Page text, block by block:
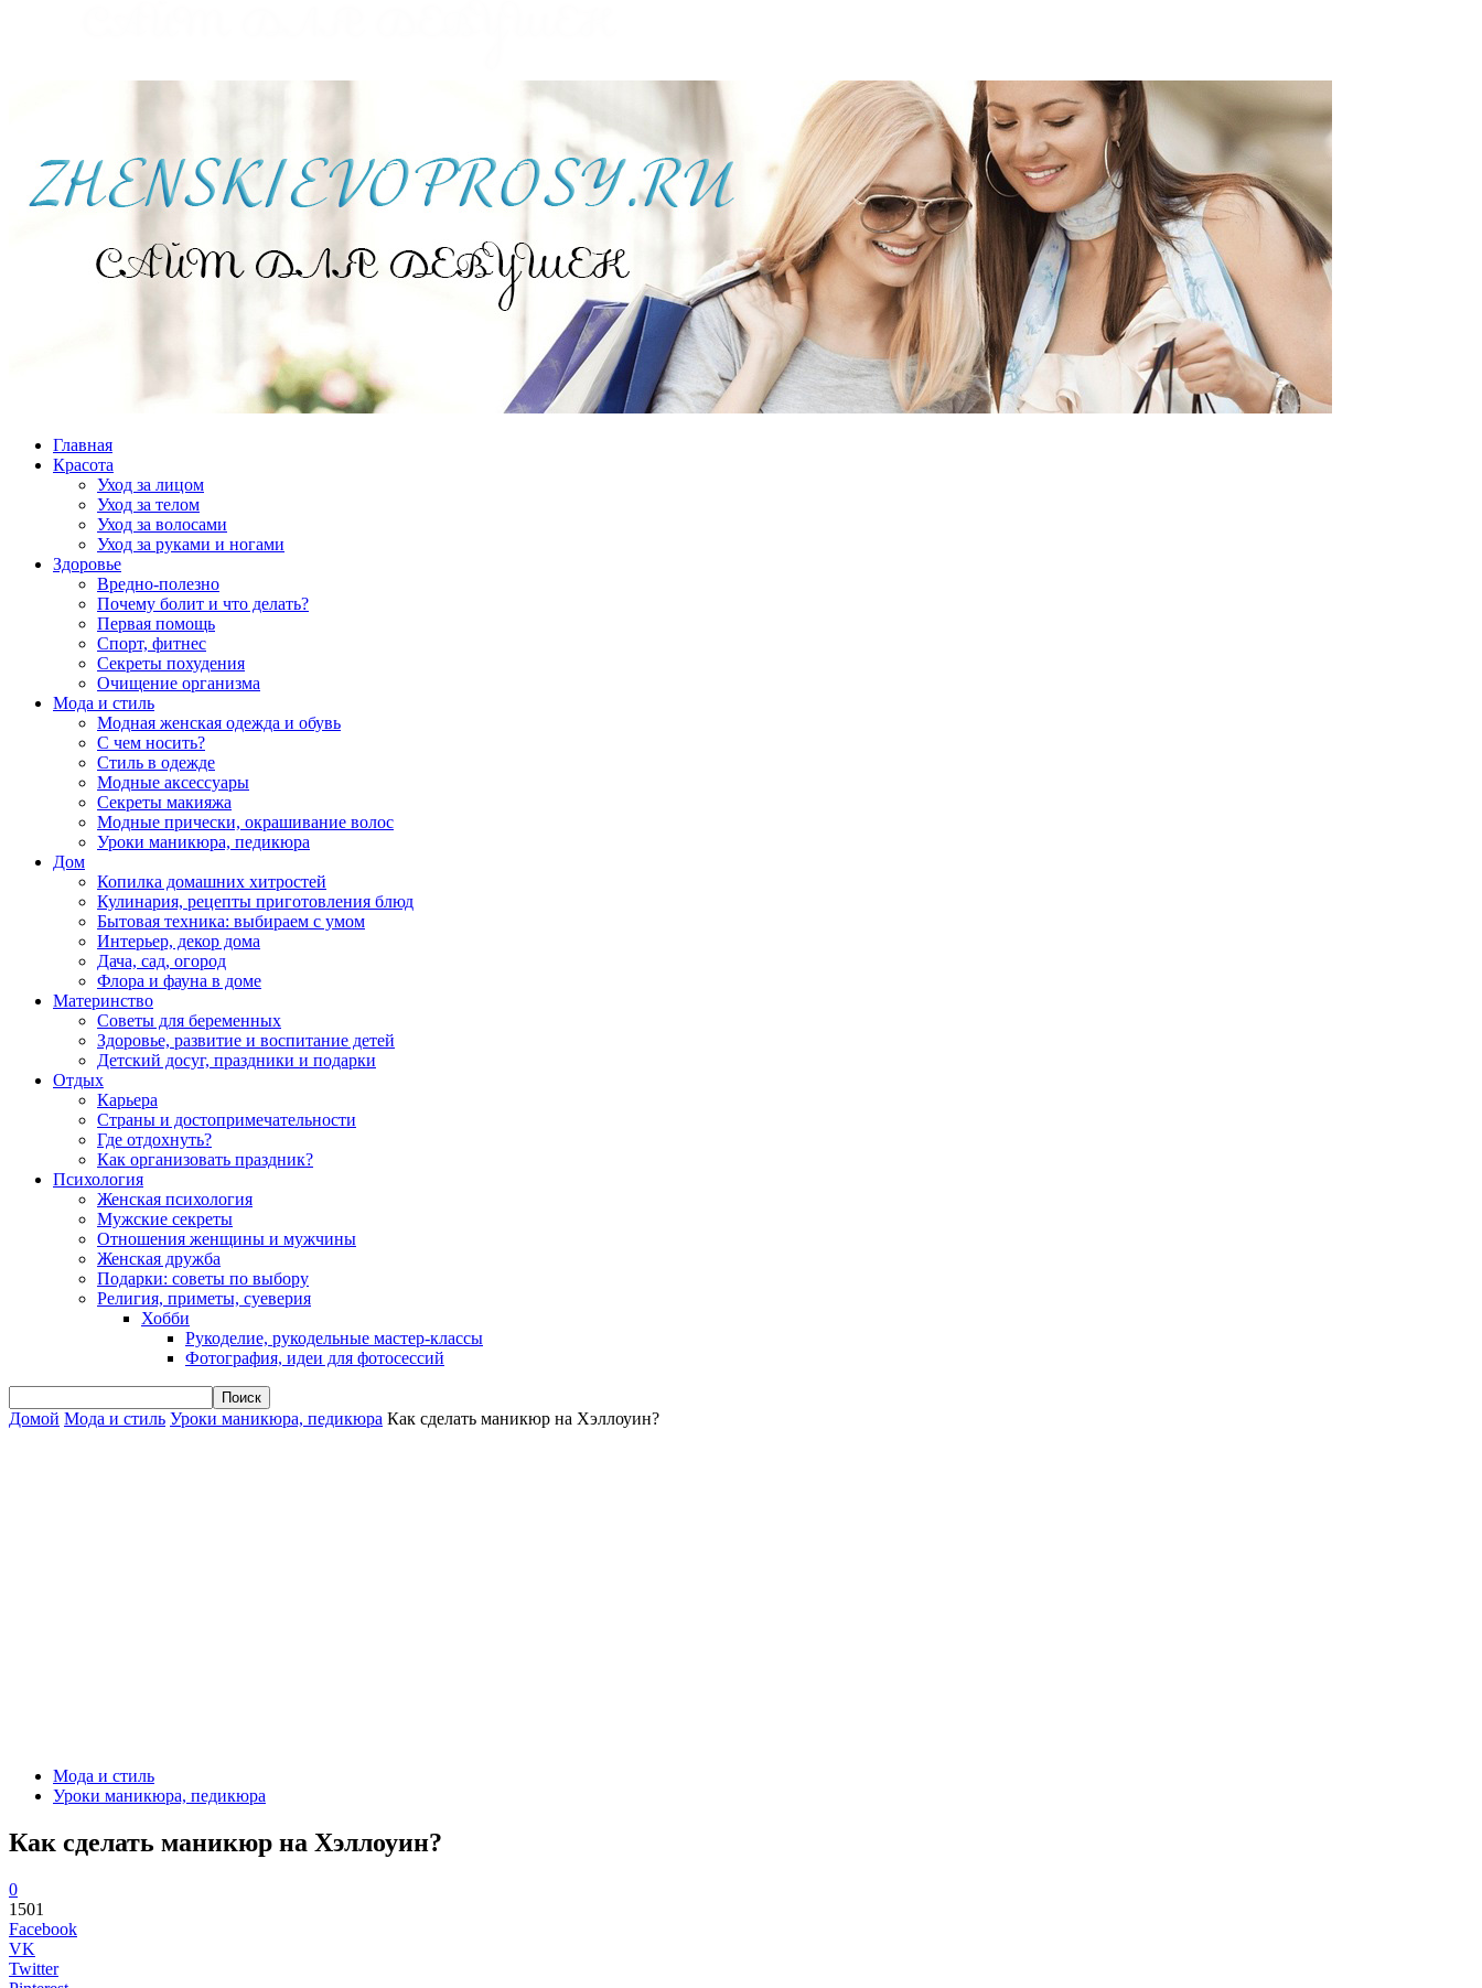
Главная
Красота
Уход за лицом
Уход за телом
Уход за волосами
Уход за руками и ногами
Здоровье
Вредно-полезно
Почему болит и что делать?
Первая помощь
Спорт, фитнес
Секреты похудения
Очищение организма
Мода и стиль
Модная женская одежда и обувь
С чем носить?
Стиль в одежде
Модные аксессуары
Секреты макияжа
Модные прически, окрашивание волос
Уроки маникюра, педикюра
Дом
Копилка домашних хитростей
Кулинария, рецепты приготовления блюд
Бытовая техника: выбираем с умом
Интерьер, декор дома
Дача, сад, огород
Флора и фауна в доме
Материнство
Советы для беременных
Здоровье, развитие и воспитание детей
Детский досуг, праздники и подарки
Отдых
Карьера
Страны и достопримечательности
Где отдохнуть?
Как организовать праздник?
Психология
Женская психология
Мужские секреты
Отношения женщины и мужчины
Женская дружба
Подарки: советы по выбору
Религия, приметы, суеверия
Хобби
Рукоделие, рукодельные мастер-классы
Фотография, идеи для фотосессий
Домой Мода и стиль Уроки маникюра, педикюра Как сделать маникюр на Хэллоуин?
Мода и стиль
Уроки маникюра, педикюра
Как сделать маникюр на Хэллоуин?
0
1501
Facebook
VK
Twitter